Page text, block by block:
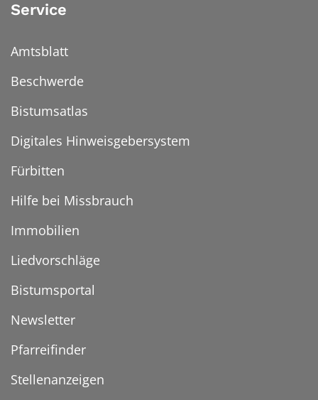
Service
Amtsblatt
Beschwerde
Bistumsatlas
Digitales Hinweisgebersystem
Fürbitten
Hilfe bei Missbrauch
Immobilien
Liedvorschläge
Bistumsportal
Newsletter
Pfarreifinder
Stellenanzeigen